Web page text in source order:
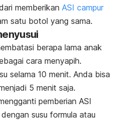
memberikan ASI campur
satu botol yang sama.
berapa lama anak
cara menyapih.
selama 10 menit. Anda bisa
5 menit saja.
pemberian ASI
susu formula atau